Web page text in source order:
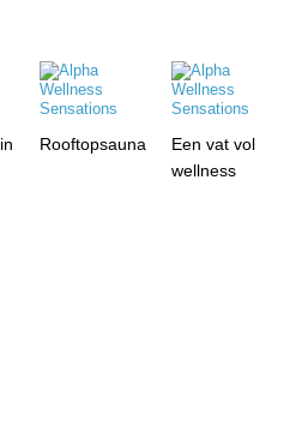
Rooftopsauna
Een vat vol
wellness